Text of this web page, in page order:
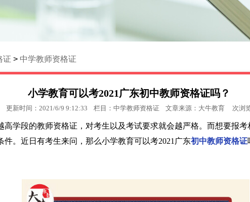
证 > 中学教师资格证
小学教育可以考2021广东初中教师资格证吗？
更新时间：2021/6/9 9:12:33 栏目：中学教师资格证 文章来源： 大牛教育 次浏
高学段的教师资格证，对考生以及考试要求就会越严格。而想要报考
件。近日有考生来问，那么小学教育可以考2021广东初中教师资格证